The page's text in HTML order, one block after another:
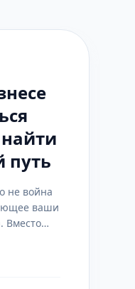
путь
не война
ваши
Вместо